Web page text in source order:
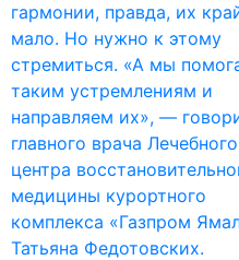
гармонии, правда, их
мало. Но нужно к этому
стремиться. «А мы
таким устремлениям и
направляем их», —
главного врача Лечебного
центра
медицины курортного
комплекса «Газпром
Татьяна Федотовских.